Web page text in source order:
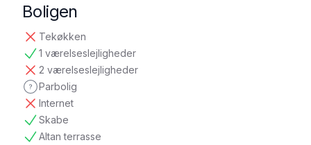
Boligen
Tekøkken
ikke tilgængelig
1 værelseslejligheder
tilgængelig
2 værelseslejligheder
ikke tilgængelig
Parbolig
ikke oplyst
Internet
ikke tilgængelig
Skabe
tilgængelig
Altan terrasse